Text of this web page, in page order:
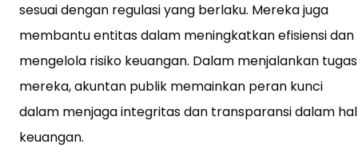
sesuai dengan regulasi yang berlaku. Mereka juga
membantu entitas dalam meningkatkan efisiensi dan
mengelola risiko keuangan. Dalam menjalankan tugas
mereka, akuntan publik memainkan peran kunci
dalam menjaga integritas dan transparansi dalam hal
keuangan.